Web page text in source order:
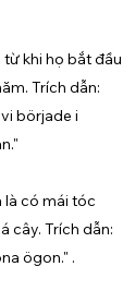
từ khi họ bắt đầu
Trích dẫn:
började i
là có mái tóc
cây. Trích dẫn:
ögon." .